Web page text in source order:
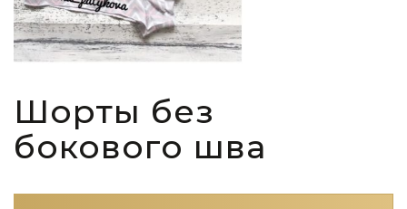
Шорты без
бокового шва